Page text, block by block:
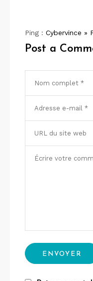
Ping : Cybervince »
Post a